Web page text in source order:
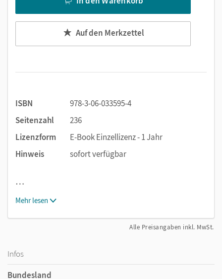
Auf den Merkzettel
ISBN
978-3-06-033595-4
Seitenzahl
236
Lizenzform
E-Book Einzellizenz - 1 Jahr
Hinweis
sofort verfügbar
…
Mehr lesen
Alle Preisangaben inkl. MwSt.
Infos
Bundesland